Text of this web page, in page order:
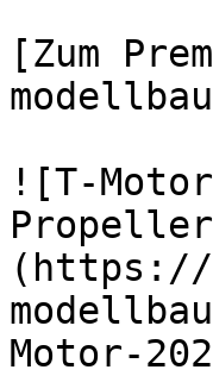
[Zum
![T-
Propeller
(https://
Motor-